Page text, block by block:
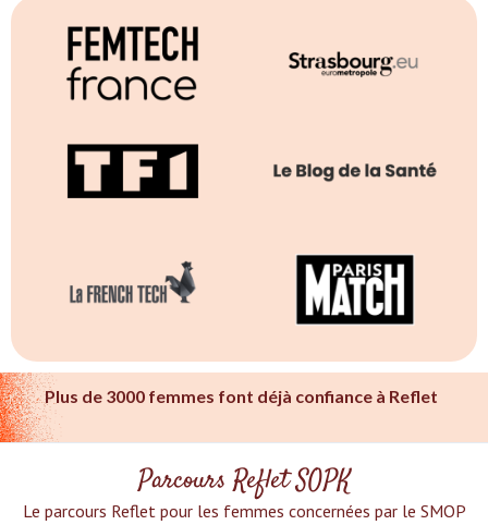
Plus de 3000 femmes font déjà confiance à Reflet
Parcours Reflet SOPK
Le parcours Reflet pour les femmes concernées par le SMOP